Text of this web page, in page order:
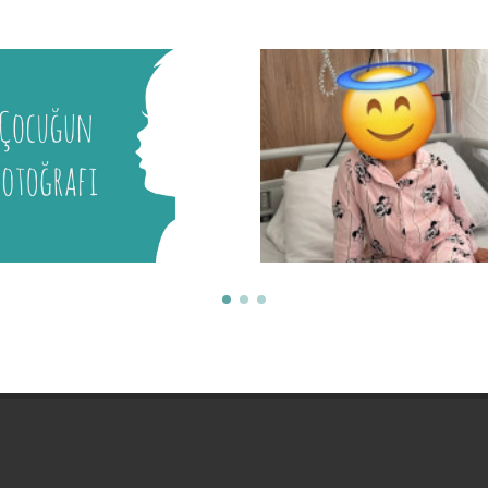
Mira
İstanbul Tıp Fakültesi
Malik
İstanbul Tıp Fakültesi